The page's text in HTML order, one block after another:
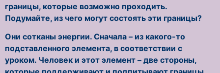
границы, которые возможно проходить.
Подумайте, из чего могут состоять эти границы?
Они сотканы энергии. Сначала – из какого-то
подставленного элемента, в соответствии с
уроком. Человек и этот элемент – две стороны,